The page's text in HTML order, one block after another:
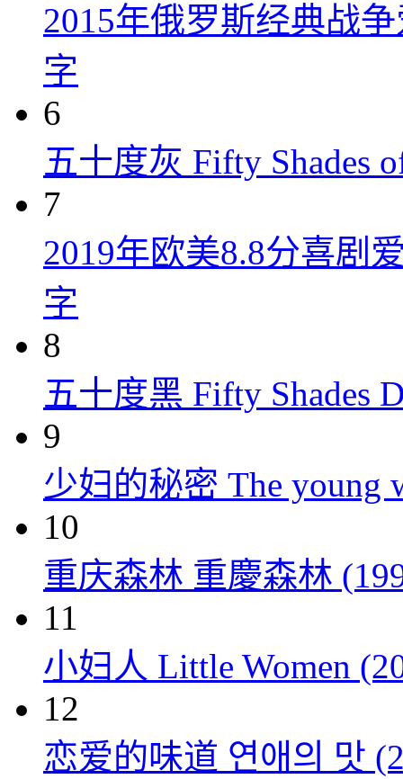
2015年俄罗斯经典战
字
6
五十度灰 Fifty Shades
7
2019年欧美8.8分喜剧
字
8
五十度黑 Fifty Shades
9
少妇的秘密 The young
10
重庆森林 重慶森林
11
小妇人 Little Women
12
恋爱的味道 연애의 맛